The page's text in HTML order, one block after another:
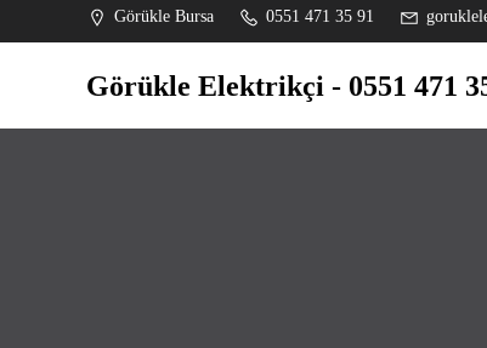
geç
Görükle Bursa 0551 471 35 91
Görükle Elektrikçi - 0551 471